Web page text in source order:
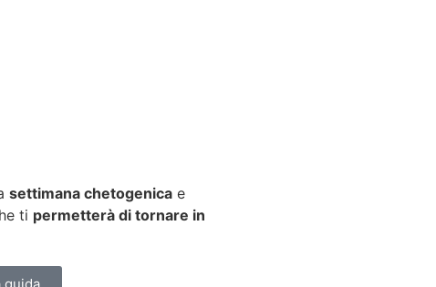
settimana chetogenica e
ti permetterà di tornare in